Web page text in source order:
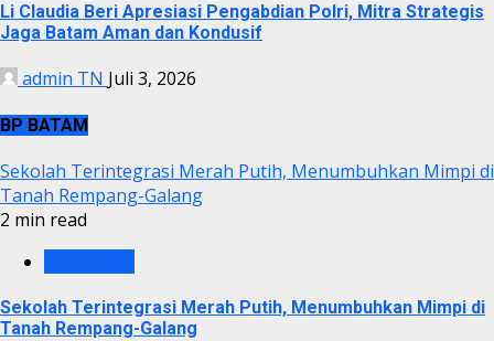
Li Claudia Beri Apresiasi Pengabdian Polri, Mitra Strategis
Jaga Batam Aman dan Kondusif
admin TN Juli 3, 2026
BP BATAM
Sekolah Terintegrasi Merah Putih, Menumbuhkan Mimpi di
Tanah Rempang-Galang
2 min read
Sekolah Terintegrasi Merah Putih, Menumbuhkan Mimpi di
Tanah Rempang-Galang